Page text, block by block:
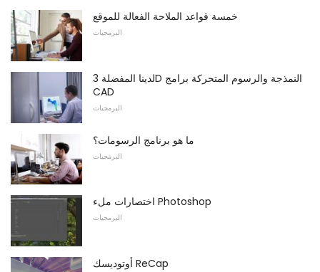
خمسة قواعد الملاحة الفعالة للموقع
البرمجيات
لدينا المفضلة 3D النمذجة والرسوم المتحركة برامج
CAD
البرمجيات
ما هو برنامج الرسومات؟
البرمجيات
اختصارات ملء Photoshop
البرمجيات
أوتوديسك ReCap